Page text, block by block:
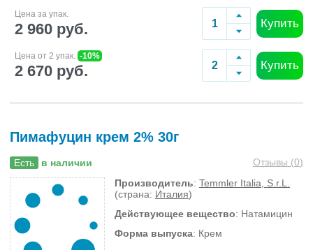
Цена за упак.
2 960 руб. Купить
Цена от 2 упак. -10%
2 670 руб. Купить
Пимафуцин крем 2% 30г
Есть в наличии Отзывы (0)
Производитель: Temmler Italia, S.r.L.
(страна: Италия)
Действующее вещество: Натамицин
Форма выпуска: Крем